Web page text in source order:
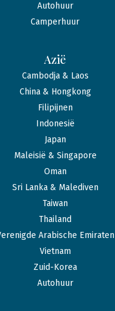
Autohuur
Camperhuur
Azië
Cambodja & Laos
China & Hongkong
Filipijnen
Indonesië
Japan
Maleisië & Singapore
Oman
Sri Lanka & Malediven
Taiwan
Thailand
Arabische Emiraten
Vietnam
Zuid-Korea
Autohuur